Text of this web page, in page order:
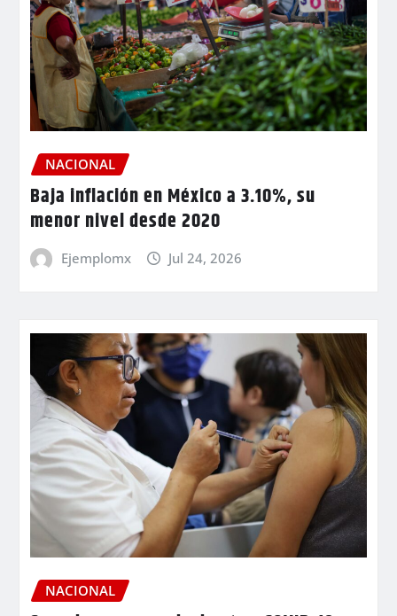
NACIONAL
Baja inflación en México a 3.10%, su
menor nivel desde 2020
Ejemplomx Jul 24, 2026
NACIONAL